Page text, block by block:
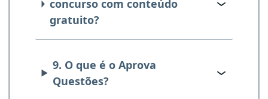
concurso com conteúdo
gratuito?
9. O que é o Aprova
Questões?